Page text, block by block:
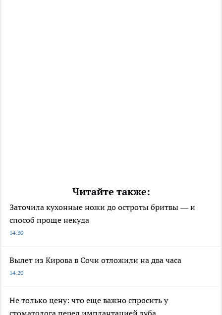
Читайте также:
Заточила кухонные ножи до остроты бритвы — и
способ проще некуда
14:30
Вылет из Кирова в Сочи отложили на два часа
14:20
Не только цену: что еще важно спросить у
стоматолога перед имплантацией зуба